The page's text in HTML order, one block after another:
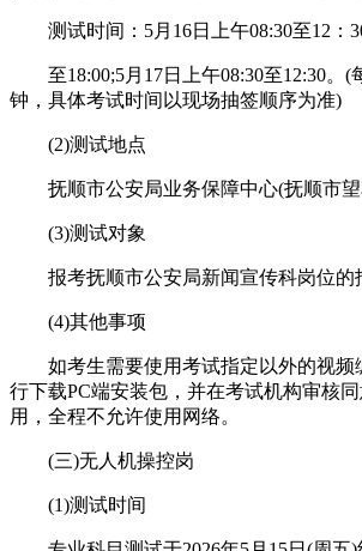
测试时间：5月16日上午08:30至12：
至18:00;5月17日上午08:30至12:30。(
钟，具体考试时间以现场抽签顺序为准)
(2)测试地点
抚顺市公安局业务保障中心(抚顺市望
(3)测试对象
报考抚顺市公安局新闻宣传科岗位的
(4)其他事项
如考生需要使用考试指定以外的视频
行下载PC端安装包，并在考试机构审核
用，全程不允许使用网络。
(三)无人机操控岗
(1)测试时间